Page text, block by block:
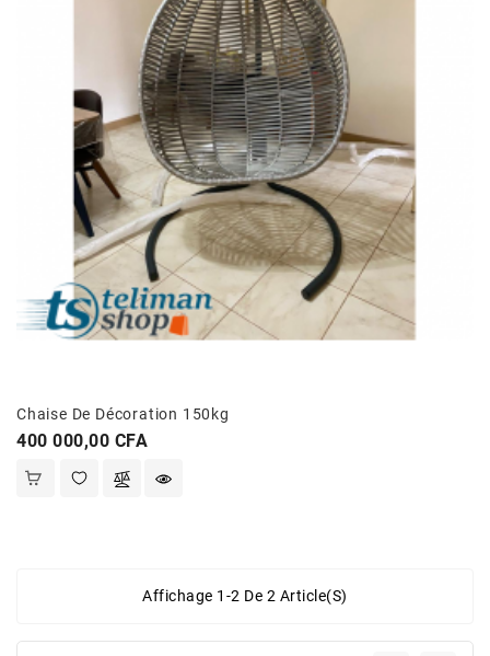
Chaise De Décoration 150kg
Prix
400 000,00 CFA
Affichage 1-2 De 2 Article(s)